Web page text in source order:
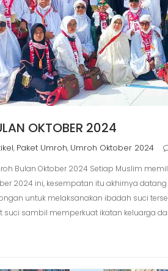
OKTOBER 2024
, Paket Umroh, Umroh Oktober 2024
Bulan Oktober 2024 Setiap Muslim
2024 ini, kesempatan itu akhirnya
untuk melaksanakan ibadah suci
sambil memperkuat ikatan keluarga